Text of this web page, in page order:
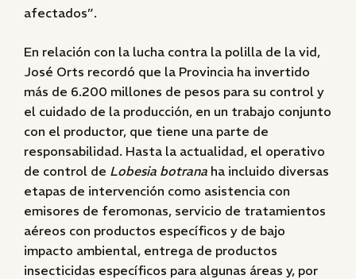
afectados”.
En relación con la lucha contra la polilla de la vid,
José Orts recordó que la Provincia ha invertido
más de 6.200 millones de pesos para su control y
el cuidado de la producción, en un trabajo conjunto
con el productor, que tiene una parte de
responsabilidad. Hasta la actualidad, el operativo
de control de Lobesia botrana ha incluido diversas
etapas de intervención como asistencia con
emisores de feromonas, servicio de tratamientos
aéreos con productos específicos y de bajo
impacto ambiental, entrega de productos
insecticidas específicos para algunas áreas y, por